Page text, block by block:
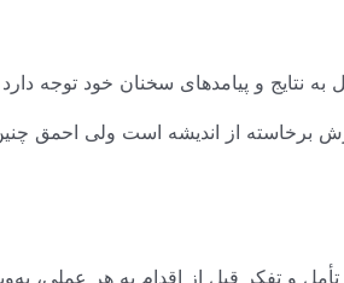
و پیامدهای سخنان خود توجه
از اندیشه است ولی احمق
و تفکر قبل از اقدام به هر